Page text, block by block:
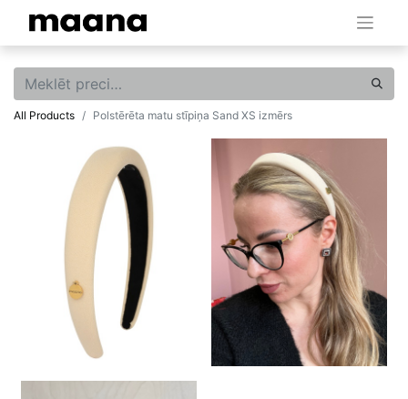
All Products Polstērēta matu stīpiņa Sand XS izmērs